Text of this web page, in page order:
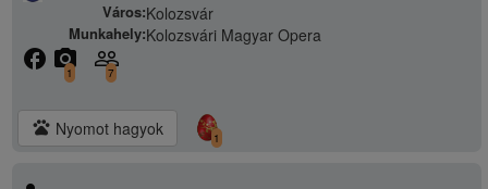
Város:Kolozsvár
Munkahely:Kolozsvári Magyar Opera
facebook camera_alt
1
people_outline
7
pets Nyomot hagyok 1